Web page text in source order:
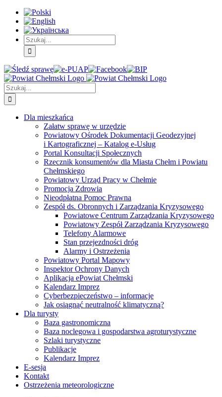
Skip
Treść
główna
Skip
Menu
główne
Skip
Menu
dodatkowe
Szukaj
Śledź
sprawę
E-
PUAP
Facebook BIP Instagram
Szukaj
Dla mieszkańca
Załatw sprawę w urzędzie
Powiatowy Ośrodek Dokumentacji Geodezyjnej
i Kartograficznej – Katalog e-Usług
Portal Konsultacji Społecznych
Rzecznik konsumentów dla Miasta Chełm i Powiatu
Chełmskiego
Powiatowy Urząd Pracy w Chełmie
Promocja Zdrowia
Nieodpłatna Pomoc Prawna
Zespół ds. Obronnych i Zarządzania Kryzysowego
Powiatowe Centrum Zarządzania Kryzysowego
Powiatowy Zespół Zarządzania Kryzysowego
Telefony Alarmowe
Stan przejezdności dróg
Alarmy i Ostrzeżenia
Powiatowy Portal Mapowy
Inspektor Ochrony Danych
Aplikacja ePowiat Chełmski
Kalendarz Imprez
Cyberbezpieczeństwo – informacje
Jak osiągnąć neutralność klimatyczną?
Dla turysty
Baza gastronomiczna
Baza noclegowa i gospodarstwa agroturystyczne
Szlaki turystyczne
Publikacje
Kalendarz Imprez
E-sesja
Kontakt
Ostrzeżenia meteorologiczne